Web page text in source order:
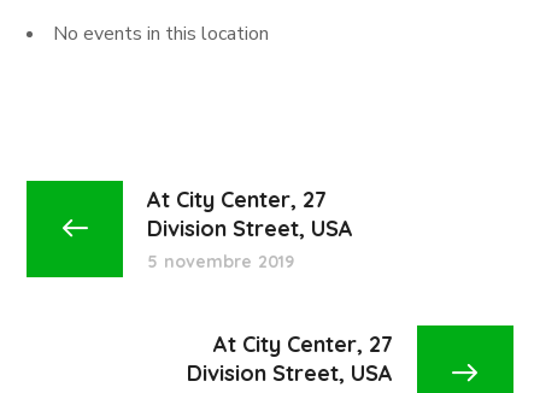
No events in this location
At City Center, 27
Division Street, USA
5 novembre 2019
At City Center, 27
Division Street, USA